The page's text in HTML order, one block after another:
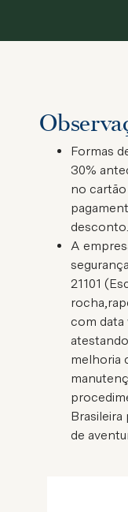
Formas
30%
no
desconto.
A
21101
com data
melhoria
Brasileira
de